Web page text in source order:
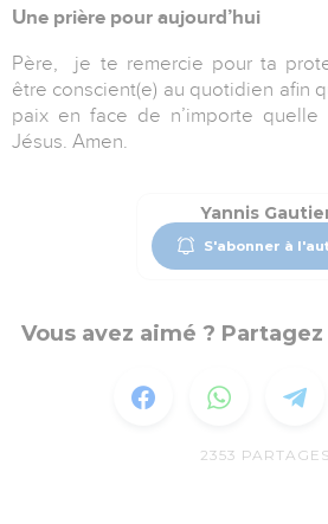
Une prière pour aujourd’hui
Père, je te remercie pour ta
être conscient(e) au quotidien afin
paix en face de n’importe
Jésus. Amen.
Yannis
S'abonner à
Vous avez aimé ?
2353 PARTAGES